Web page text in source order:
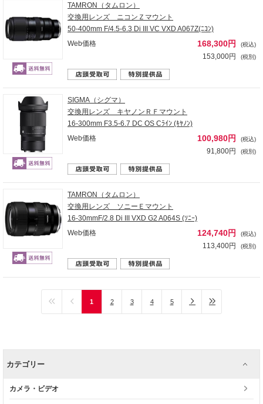
TAMRON（タムロン）
交換用レンズ ニコンＺマウント
50-400mm F/4.5-6.3 Di III VC VXD A067Z(ﾆｺﾝ)
Web価格
168,300円 (税込)
153,000円 (税別)
SIGMA（シグマ）
交換用レンズ キヤノンＲＦマウント
16-300mm F3.5-6.7 DC OS Cﾗｲﾝ (ｷﾔﾉﾝ)
Web価格
100,980円 (税込)
91,800円 (税別)
TAMRON（タムロン）
交換用レンズ ソニーＥマウント
16-30mmF/2.8 Di III VXD G2 A064S (ｿﾆｰ)
Web価格
124,740円 (税込)
113,400円 (税別)
1 2 3 4 5
カテゴリー
カメラ・ビデオ